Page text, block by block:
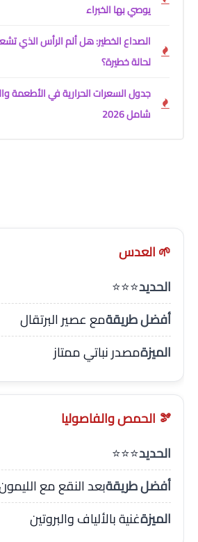
يوصي بها الخبراء
الصداع الخطير: هل ألم الرأس الذي
لحالة خطيرة؟
جدول السعرات الحرارية في الأطعمة
شامل 2026
🌱 العدس
الحديد⭐⭐⭐
أفضل طريقةمع عصير البرتقال
الميزةمصدر نباتي ممتاز
🫘 الحمص والفاصوليا
الحديد⭐⭐⭐
أفضل طريقةبعد النقع مع
الميزةغنية بالألياف والبروتين